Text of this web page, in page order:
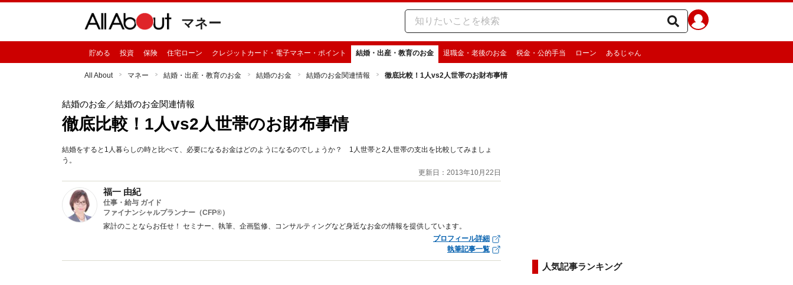
マネー
貯める 投資 保険 住宅ローン クレジットカード・電子マネー・ポイント 結婚・出産・教育のお金 退職金・老後のお金 税金・公的手当 ローン あるじゃん
All About マネー 結婚・出産・教育のお金 結婚のお金 結婚のお金関連情報 徹底比較！1人vs2人世帯のお財布事情
結婚のお金 ／結婚のお金関連情報
徹底比較！1人vs2人世帯のお財布事情
結婚をすると1人暮らしの時と比べて、必要になるお金はどのようになるのでしょうか？ 1人世帯と2人世帯の支出を比較してみましょ
う。
更新日：2013年10月22日
福一 由紀
仕事・給与 ガイド
ファイナンシャルプランナー（CFP®）
家計のことならお任せ！ セミナー、執筆、企画監修、コンサルティングなど身近なお金の情報を提供しています。
プロフィール詳細
執筆記事一覧
人気記事ランキング